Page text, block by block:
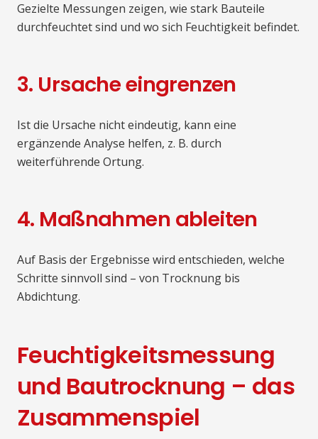
Gezielte Messungen zeigen, wie stark Bauteile
durchfeuchtet sind und wo sich Feuchtigkeit befindet.
3. Ursache eingrenzen
Ist die Ursache nicht eindeutig, kann eine
ergänzende Analyse helfen, z. B. durch
weiterführende Ortung.
4. Maßnahmen ableiten
Auf Basis der Ergebnisse wird entschieden, welche
Schritte sinnvoll sind – von Trocknung bis
Abdichtung.
Feuchtigkeitsmessung
und Bautrocknung – das
Zusammenspiel